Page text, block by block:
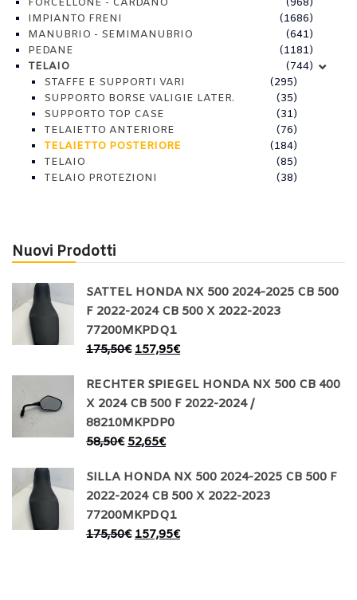
FORCELLONE - CARDANO
(968)
IMPIANTO FRENI
(1686)
MANUBRIO - SEMIMANUBRIO
(641)
PEDANE
(1181)
TELAIO
(744)
STAFFE E SUPPORTI VARI
(295)
SUPPORTO BORSE VALIGIE LATER.
(35)
SUPPORTO TOP CASE
(31)
TELAIETTO ANTERIORE
(76)
TELAIETTO POSTERIORE
(184)
TELAIO
(85)
TELAIO PROTEZIONI
(38)
Nuovi Prodotti
SATTEL HONDA NX 500 2024-2025 CB 500
F 2022-2024 CB 500 X 2022-2023
77200MKPDQ1
175,50€ 157,95€
RECHTER SPIEGEL HONDA NX 500 CB 400
X 2024 CB 500 F 2022-2024 /
88210MKPDP0
58,50€ 52,65€
SILLA HONDA NX 500 2024-2025 CB 500 F
2022-2024 CB 500 X 2022-2023
77200MKPDQ1
175,50€ 157,95€